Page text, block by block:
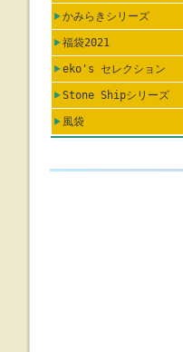
かみらきシリーズ
福袋2021
eko's セレクション
Stone Shipシリーズ
風袋